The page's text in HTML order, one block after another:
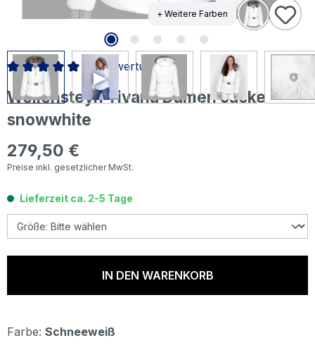
+ Weitere Farben
Wellensteyn Tivana Damen Jacke
snowwhite
Regulärer Preis:
279,50 €
Preise inkl. gesetzlicher MwSt.
Durchschnittliche Bewertung von 5 von 5 Sternen
5 Bewertungen
Lieferzeit ca. 2-5 Tage
IN DEN WARENKORB
Farbe: Schneeweiß